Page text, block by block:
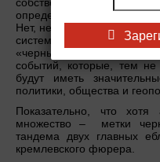
собственно, и
определенные надежды
Нет, не каких-либо
системных переломов
«черных лебедей»:
событий, которые, тем
будут иметь
политики, общества и
Показательно, что хотя
множество – метки
тандема двух главных
кремлевского фюрера.